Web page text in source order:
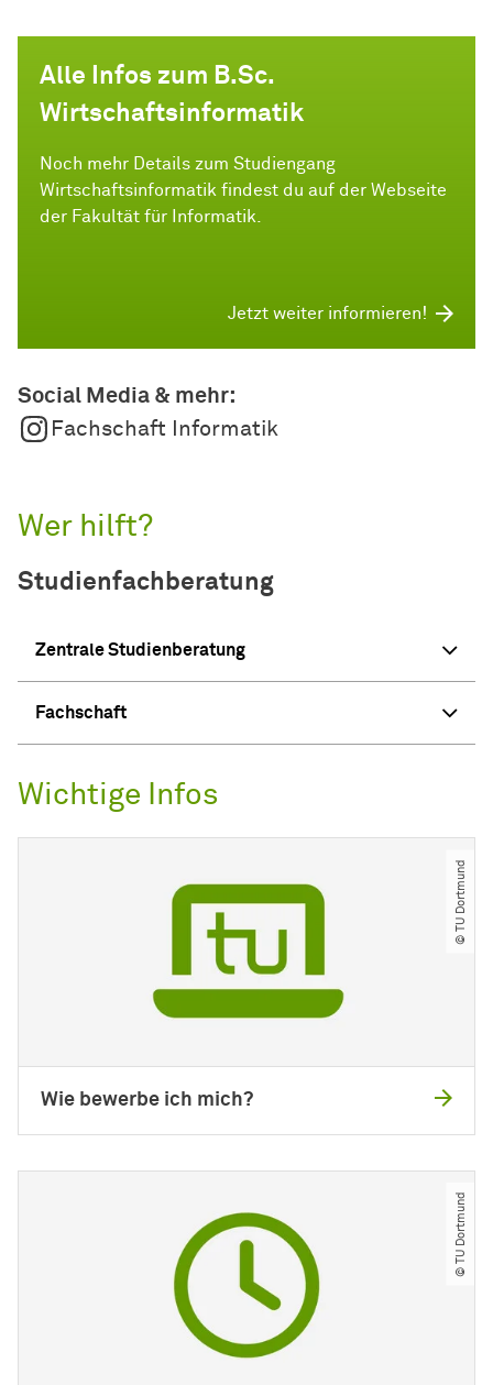
Alle Infos zum B.Sc.
Wirtschaftsinformatik
Noch mehr Details zum Studiengang
Wirtschaftsinformatik findest du auf der Webseite
der Fakultät für Informatik.
Jetzt weiter informieren!
Social Media & mehr:
Fachschaft Informatik
Wer hilft?
Studienfachberatung
Zentrale Studienberatung
Fachschaft
Wichtige Infos
© TU Dortmund
Wie bewerbe ich mich?
© TU Dortmund